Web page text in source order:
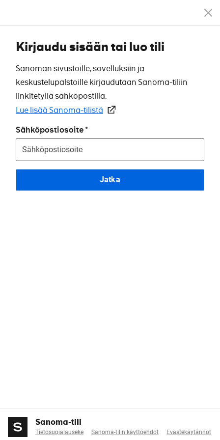
Kirjaudu sisään tai luo tili
Sanoman sivustoille, sovelluksiin ja
keskustelupalstoille kirjaudutaan Sanoma-tiliin
linkitetyllä sähköpostilla.
Lue lisää Sanoma-tilistä
Sähköpostiosoite
Jatka
Sanoma-tili
Tietosuojalauseke Sanoma-tilin käyttöehdot Evästekäytännöt